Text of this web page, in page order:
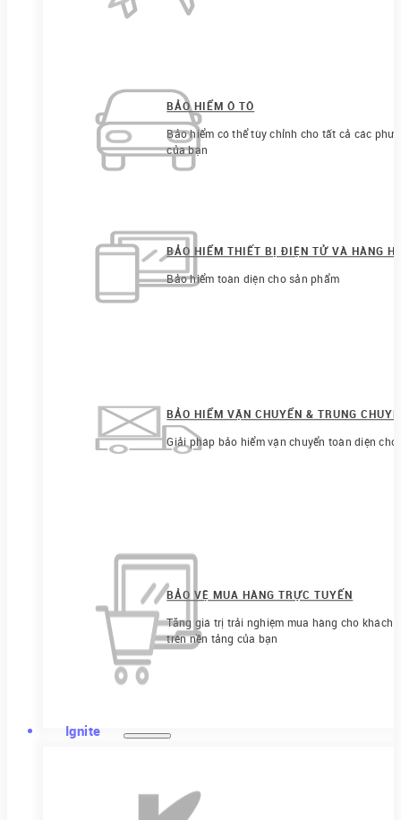
BẢO HIỂM Ô TÔ
Bảo hiểm có thể tùy chỉnh cho tất cả các
của bạn
BẢO HIỂM THIẾT BỊ ĐIỆN TỬ VÀ HÀNG
Bảo hiểm toàn diện cho sản phẩm
BẢO HIỂM VẬN CHUYỂN & TRUNG
Giải pháp bảo hiểm vận chuyển toàn diện
BẢO VỆ MUA HÀNG TRỰC TUYẾN
Tăng giá trị trải nghiệm mua hàng cho
trên nền tảng của bạn
Ignite